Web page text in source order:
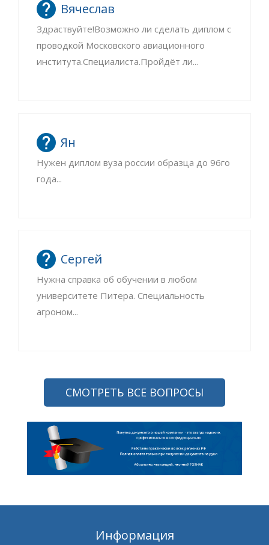
Вячеслав
Здраствуйте!Возможно ли сделать диплом с
проводкой Московского авиационного
института.Специалиста.Пройдёт ли...
Ян
Нужен диплом вуза россии образца до 96го
года...
Сергей
Нужна справка об обучении в любом
университете Питера. Специальность
агроном...
СМОТРЕТЬ ВСЕ ВОПРОСЫ
Информация